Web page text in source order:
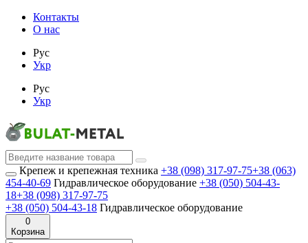
Контакты
О нас
Рус
Укр
Рус
Укр
Крепеж и крепежная техника +38 (098) 317-97-75+38 (063)
454-40-69 Гидравлическое оборудование +38 (050) 504-43-
18+38 (098) 317-97-75
+38 (050) 504-43-18 Гидравлическое оборудование
0
Корзина